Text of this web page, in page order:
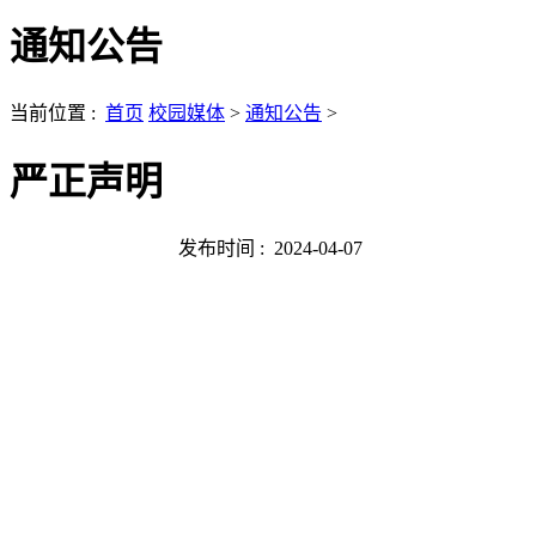
通知公告
当前位置 : 首页 校园媒体 > 通知公告 >
严正声明
发布时间 : 2024-04-07